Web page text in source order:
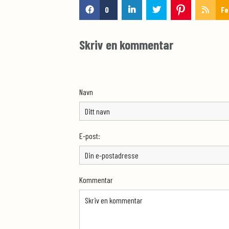
0
Skriv en kommentar
Navn
E-post:
Kommentar